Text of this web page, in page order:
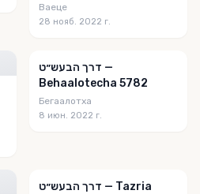
Ваеце
28 нояб. 2022 г.
דרך הבעש״ט —
Behaalotecha 5782
Бегаалотха
8 июн. 2022 г.
דרך הבעש״ט — Tazria